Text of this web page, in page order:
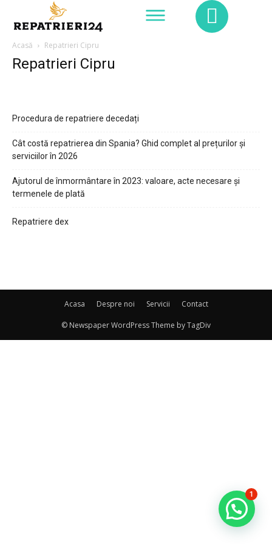
Acasă Repatrieri Cipru
Repatrieri Cipru
Procedura de repatriere decedați
Cât costă repatrierea din Spania? Ghid complet al prețurilor și
serviciilor în 2026
Ajutorul de înmormântare în 2023: valoare, acte necesare și
termenele de plată
Repatriere dex
Acasa Despre noi Servicii Contact
© Newspaper WordPress Theme by TagDiv
1